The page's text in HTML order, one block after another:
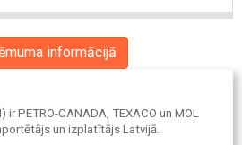
informācijā
ir PETRO-CANADA, TEXACO un MOL
un izplatītājs Latvijā.